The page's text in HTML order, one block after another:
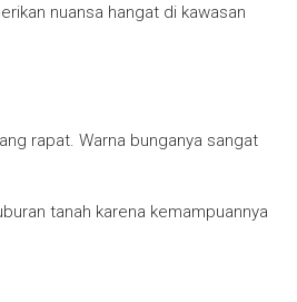
nuansa hangat di kawasan
rapat. Warna bunganya sangat
tanah karena kemampuannya